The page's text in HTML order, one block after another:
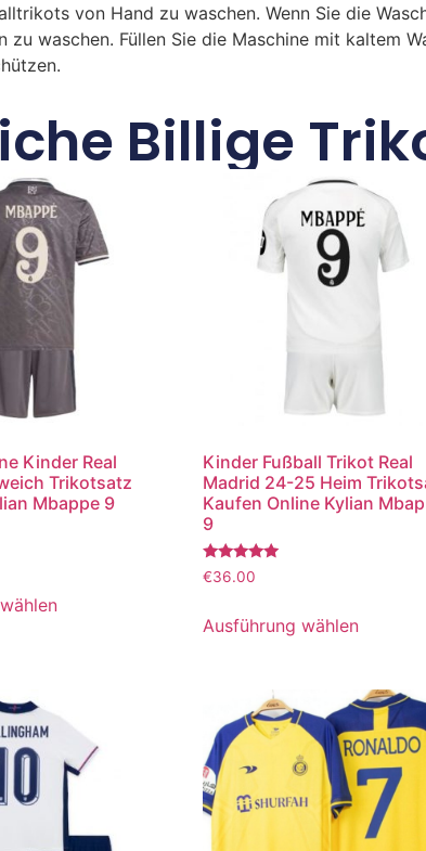
von Hand zu waschen. Wenn Sie die
waschen. Füllen Sie die Maschine mit kaltem
Billige
Kinder Real
Trikotsatz
Mbappe 9
Kinder Fußball Trikot Real
Madrid 24-25 Heim
Kaufen Online Kylian
9
Bewertet
mit
€36.00
Ausführung wählen